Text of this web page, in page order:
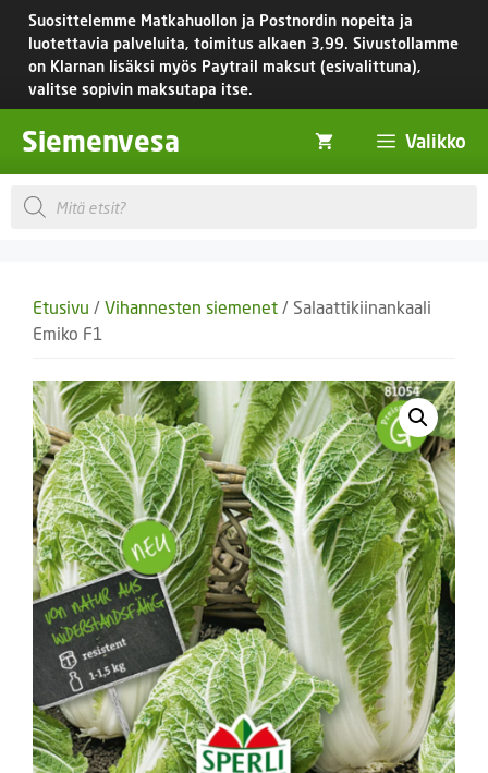
Siirry
sisältöön
Suosittelemme Matkahuollon ja Postnordin nopeita ja
luotettavia palveluita, toimitus alkaen 3,99. Sivustollamme
on Klarnan lisäksi myös Paytrail maksut (esivalittuna),
valitse sopivin maksutapa itse.
Siemenvesa Valikko
Products
search
Etusivu / Vihannesten siemenet / Salaattikiinankaali
Emiko F1